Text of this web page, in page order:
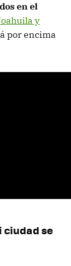
en el
y
por encima
ciudad se